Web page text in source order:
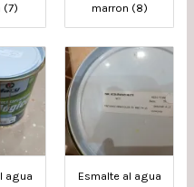
(7)
marron (8)
agua
Esmalte al agua